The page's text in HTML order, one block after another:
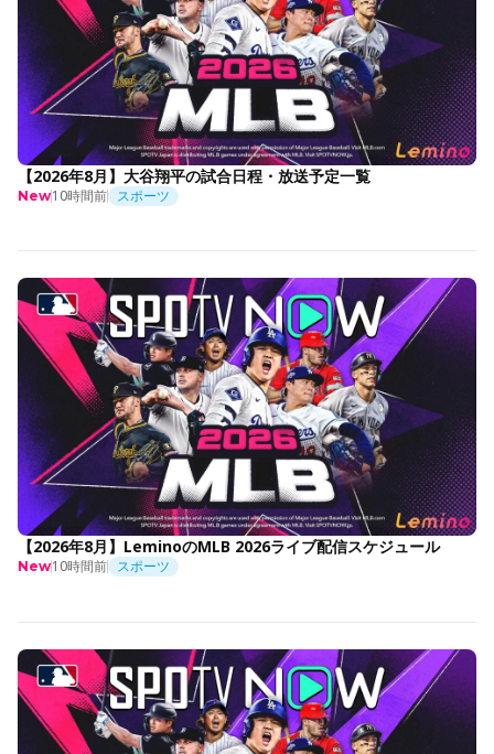
【2026年8月】大谷翔平の試合日程・放送予定一覧
New10時間前 スポーツ
【2026年8月】LeminoのMLB 2026ライブ配信スケジュール
New10時間前 スポーツ